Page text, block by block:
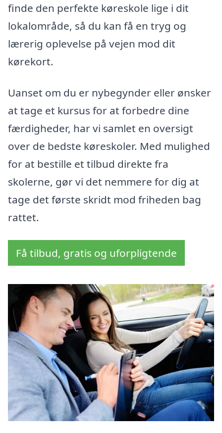
finde den perfekte køreskole lige i dit
lokalområde, så du kan få en tryg og
lærerig oplevelse på vejen mod dit
kørekort.
Uanset om du er nybegynder eller ønsker
at tage et kursus for at forbedre dine
færdigheder, har vi samlet en oversigt
over de bedste køreskoler. Med mulighed
for at bestille et tilbud direkte fra
skolerne, gør vi det nemmere for dig at
tage det første skridt mod friheden bag
rattet.
Få tilbud, gratis og uforpligtende